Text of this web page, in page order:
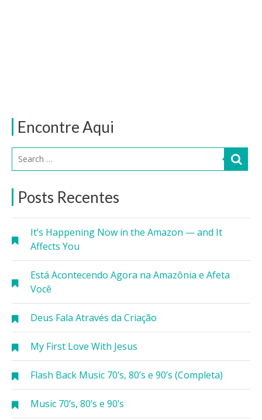
Encontre Aqui
Posts Recentes
It’s Happening Now in the Amazon — and It
Affects You
Está Acontecendo Agora na Amazônia e Afeta
Você
Deus Fala Através da Criação
My First Love With Jesus
Flash Back Music 70’s, 80’s e 90’s (Completa)
Music 70’s, 80’s e 90’s